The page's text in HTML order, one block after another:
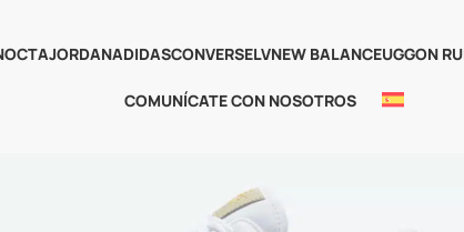
JORDANADIDASCONVERSELVNEW BALANCEUGGON
COMUNÍCATE CON NOSOTROS